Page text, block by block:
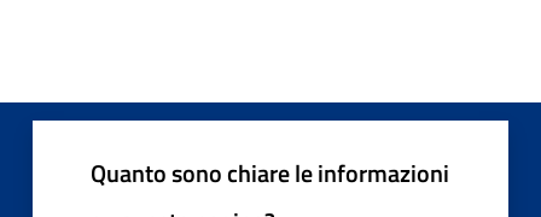
Quanto sono chiare le informazioni